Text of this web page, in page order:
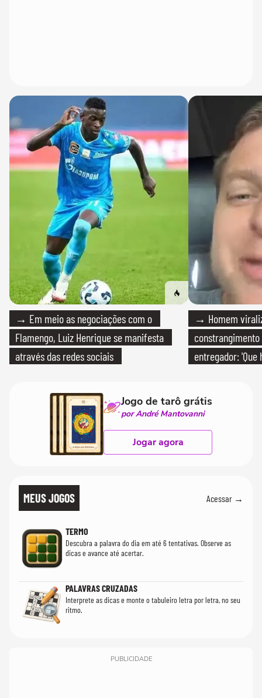
→ Em meio as negociações com o
Flamengo, Luiz Henrique se manifesta
através das redes sociais
→ Homem
entregador: 'Que
Jogo de tarô grátis
por André Mantovanni
Jogar agora
MEUS JOGOS Acessar →
TERMO
Descubra a palavra do dia em até 6 tentativas. Observe as
dicas e avance até acertar.
PALAVRAS CRUZADAS
Interprete as dicas e monte o tabuleiro letra por letra, no seu
ritmo.
PUBLICIDADE